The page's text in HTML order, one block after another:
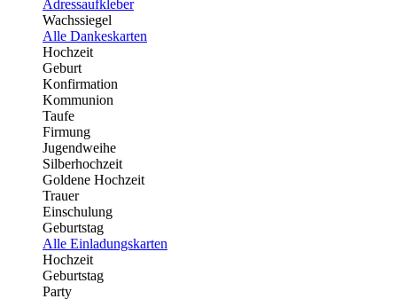
Adressaufkleber
Wachssiegel
Alle Dankeskarten
Hochzeit
Geburt
Konfirmation
Kommunion
Taufe
Firmung
Jugendweihe
Silberhochzeit
Goldene Hochzeit
Trauer
Einschulung
Geburtstag
Alle Einladungskarten
Hochzeit
Geburtstag
Party